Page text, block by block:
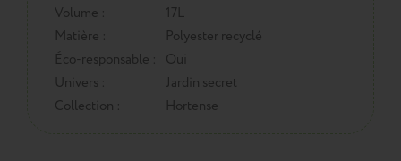
Volume :
17L
Matière :
Polyester recyclé
Éco-responsable :
Oui
Univers :
Jardin secret
Collection :
Hortense